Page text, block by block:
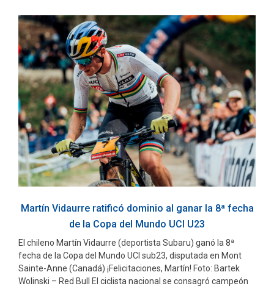
Martín Vidaurre ratificó dominio al ganar la 8ª fecha
de la Copa del Mundo UCI U23
El chileno Martín Vidaurre (deportista Subaru) ganó la 8ª
fecha de la Copa del Mundo UCI sub23, disputada en Mont
Sainte-Anne (Canadá) ¡Felicitaciones, Martín! Foto: Bartek
Wolinski – Red Bull El ciclista nacional se consagró campeón